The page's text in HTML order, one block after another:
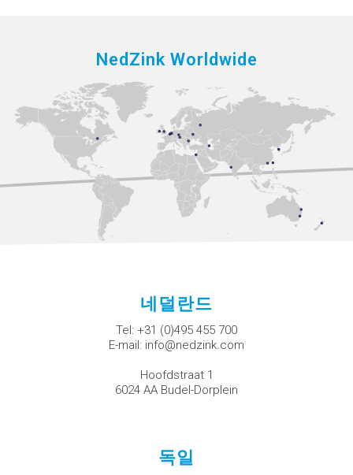
NedZink Worldwide
네덜란드
Tel: +31 (0)495 455 700
E-mail: info@nedzink.com
Hoofdstraat 1
6024 AA Budel-Dorplein
독일